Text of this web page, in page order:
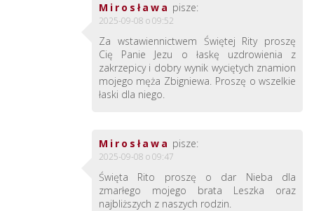
Mirosława pisze:
2025-09-08 o 09:52
Za wstawiennictwem Świętej Rity proszę
Cię Panie Jezu o łaskę uzdrowienia z
zakrzepicy i dobry wynik wyciętych znamion
mojego męża Zbigniewa. Proszę o wszelkie
łaski dla niego.
Mirosława pisze:
2025-09-08 o 09:47
Święta Rito proszę o dar Nieba dla
zmarłego mojego brata Leszka oraz
najbliższych z naszych rodzin.